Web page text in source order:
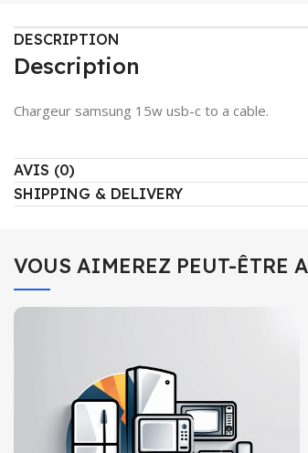
DESCRIPTION
Description
Chargeur samsung 15w usb-c to a cable.
AVIS (0)
SHIPPING & DELIVERY
VOUS AIMEREZ PEUT-ÊTRE